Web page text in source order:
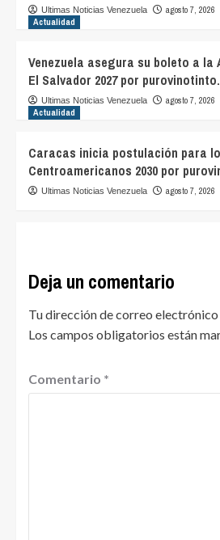
Ultimas Noticias Venezuela agosto 7, 2026
Actualidad
Venezuela asegura su boleto a la
El Salvador 2027 por
Ultimas Noticias Venezuela agosto 7, 2026
Actualidad
Caracas inicia postulación para
Centroamericanos 2030 por
Ultimas Noticias Venezuela agosto 7, 2026
Deja un comentario
Tu dirección de correo
Los campos obligatorios están
Comentario *